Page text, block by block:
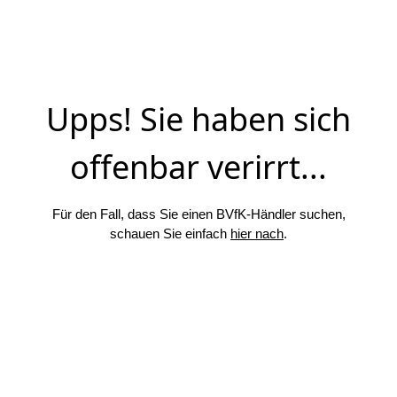
Upps! Sie haben sich
offenbar verirrt...
Für den Fall, dass Sie einen BVfK-Händler suchen,
schauen Sie einfach hier nach.